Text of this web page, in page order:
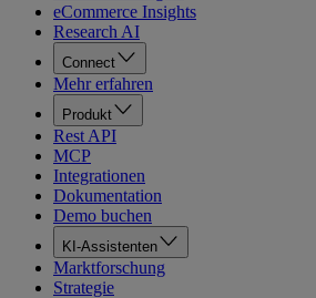
eCommerce Insights
Research AI
Connect
Mehr erfahren
Produkt
Rest API
MCP
Integrationen
Dokumentation
Demo buchen
KI-Assistenten
Marktforschung
Strategie